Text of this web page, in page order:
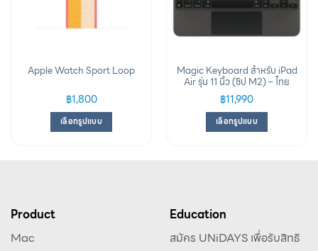
Apple Watch Sport Loop
฿1,800
เลือกรูปแบบ
Magic Keyboard สำหรับ iPad
Air รุ่น 11 นิ้ว (ชิป M2) – ไทย
฿11,990
เลือกรูปแบบ
Product
Mac
Education
สมัคร UNiDAYS เพื่อรับสิทธิ